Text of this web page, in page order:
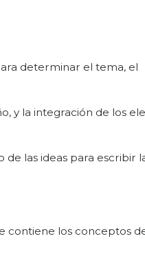
determinar el tema, el
y la integración de los
las ideas para escribir
contiene los conceptos